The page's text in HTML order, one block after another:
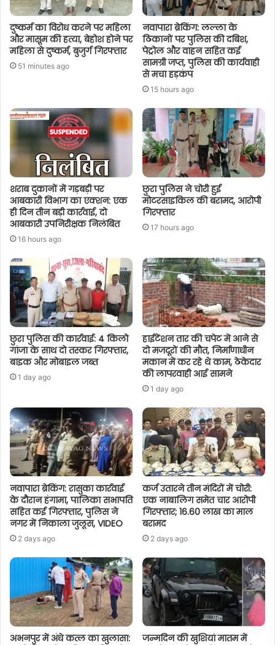
दुष्कर्म का विरोध करने पर महिला
और मासूम की हत्या, बेहोश होने पर
महिला से दुष्कर्म, बुजुर्ग गिरफ्तार
51 minutes ago
नवापारा ब्रेकिंग: लल्ला के
ठिकानों पर पुलिस की दबिश,
पेट्रोल और वाहन सहित कई
सामग्री जप्त, पुलिस की कार्यवाही
से मचा हड़कंप
15 hours ago
शराब दुकानों में गड़बड़ी पर
आबकारी विभाग का एक्शन: एक
ही दिन तीन बड़ी कार्रवाई, दो
आबकारी उपनिरीक्षक निलंबित
16 hours ago
छुरा पुलिस ने चोरी हुई
मोटरसाइकिल की बरामद, आरोपी
गिरफ्तार
17 hours ago
छुरा पुलिस की कार्रवाई: 4 किलो
गांजा के साथ दो तस्कर गिरफ्तार,
बाइक और मोबाइल जब्त
1 day ago
हाईटेंशन तार की चपेट में आने से
दो मजदूरों की मौत, निर्माणाधीन
मकान में कर रहे थे काम, ठेकेदार
की लापरवाही आई सामने
1 day ago
नवापारा ब्रेकिंग: रासुका कार्रवाई
के दौरान हंगामा, पालिका सभापति
सहित कई गिरफ्तार, पुलिस ने
नगर में निकाला जुलूस, VIDEO
2 days ago
कर्ज उतारने तीन मंदिरों में चोरी:
एक नाबालिग समेत चार आरोपी
गिरफ्तार; 16.60 लाख का माल
बरामद
2 days ago
अभनपुर में अंधे कत्ल का खुलासा:
जन्मदिन की खुशियां मातम में